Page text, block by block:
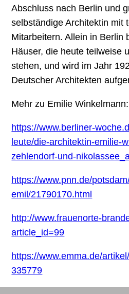
Abschluss nach Berlin und
selbständige Architektin mit
Mitarbeitern. Allein in Berlin
Häuser, die heute teilweise
stehen, und wird im Jahr
Deutscher Architekten
Mehr zu Emilie Winkelmann:
https://www.berliner-
leute/die-architektin-emilie-
zehlendorf-und-
https://www.pnn.de/
emil/21790170.html
http://www.frauenorte-
article_id=99
https://www.emma.de/
335779